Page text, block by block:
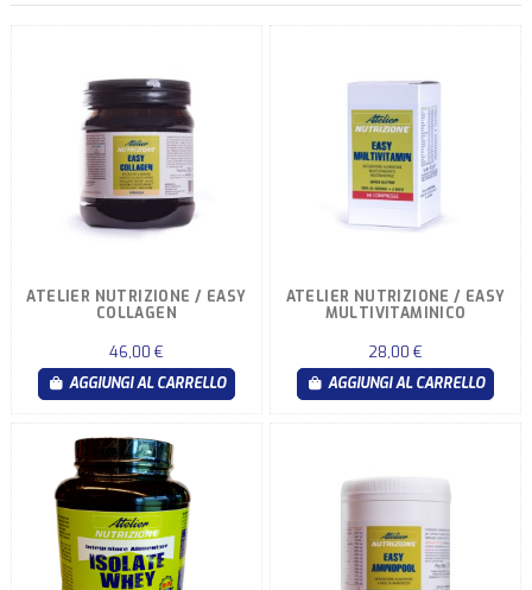
ATELIER NUTRIZIONE / EASY
COLLAGEN
46,00 €
AGGIUNGI AL CARRELLO
ATELIER NUTRIZIONE / EASY
MULTIVITAMINICO
28,00 €
AGGIUNGI AL CARRELLO